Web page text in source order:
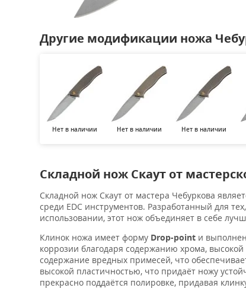
Другие модификации ножа
Нет в наличии Нет в наличии Нет в наличии
Складной нож Скаут от
Складной нож Скаут от мастера Чебуркова
среди EDC инструментов. Разработанный для
использовании, этот нож объединяет в себе
Клинок ножа имеет форму Drop-point и
коррозии благодаря содержанию хрома,
содержание вредных примесей, что
высокой пластичностью, что придаёт ножу
прекрасно поддаётся полировке, придавая